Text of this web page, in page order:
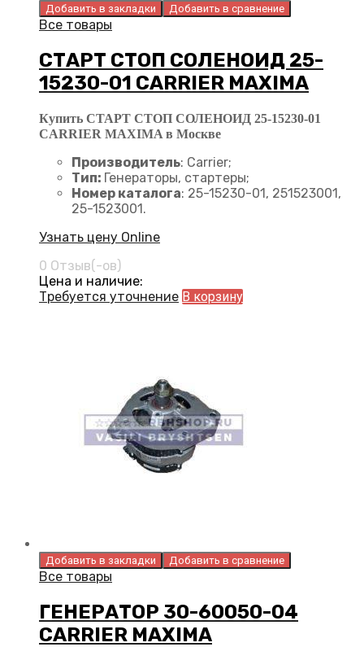
Добавить в закладки Добавить в сравнение
Все товары
СТАРТ СТОП СОЛЕНОИД 25-
15230-01 CARRIER MAXIMA
Купить СТАРТ СТОП СОЛЕНОИД 25-15230-01
CARRIER MAXIMA в Москве
Производитель: Carrier;
Тип: Генераторы, стартеры;
Номер каталога: 25-15230-01, 251523001,
25-1523001.
Узнать цену Online
0 Отзыв(-ов)
Цена и наличие:
Требуется уточнение В корзину
Добавить в закладки Добавить в сравнение
Все товары
ГЕНЕРАТОР 30-60050-04
CARRIER MAXIMA